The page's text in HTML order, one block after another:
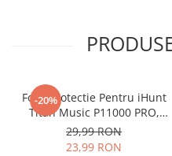
-20%
Folie Protectie Pentru iHunt
Titan Music P11000 PRO,
VDOO
29,99 RON
23,99 RON